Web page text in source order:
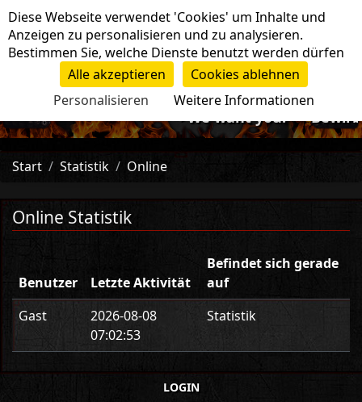
Navigation
-=>We want you!<=- Bewirb
Start Statistik Online
Online Statistik
Benutzer Letzte Aktivität
Befindet sich gerade
auf
Gast
2026-08-08
07:02:53
Statistik
LOGIN
Cookie-Einstellungen
Diese Webseite verwendet 'Cookies' um Inhalte und
Anzeigen zu personalisieren und zu analysieren.
Bestimmen Sie, welche Dienste benutzt werden dürfen
Alle akzeptieren
Cookies ablehnen
Personalisieren
Weitere Informationen